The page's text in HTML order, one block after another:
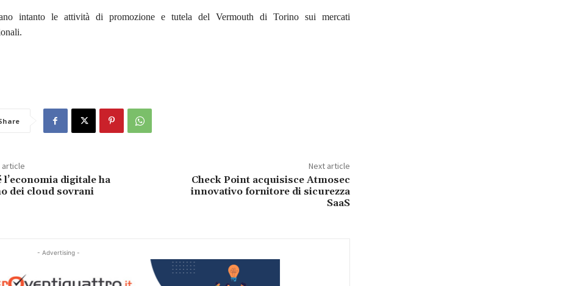
intanto le attività di promozione e tutela del Vermouth di Torino sui mercati
article
l’economia digitale ha
dei cloud sovrani
Next article
Check Point acquisisce Atmosec
innovativo fornitore di sicurezza
SaaS
- Advertising -